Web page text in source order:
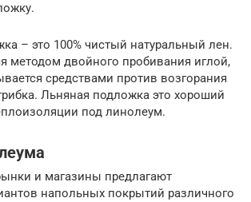
– это 100% чистый натуральный лен.
методом двойного пробивания иглой,
средствами против возгорания
Льняная подложка это хороший
под линолеум.
и магазины предлагают
напольных покрытий различного